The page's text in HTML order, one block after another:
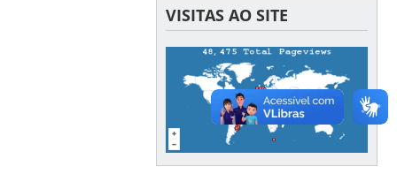
VISITAS AO SITE